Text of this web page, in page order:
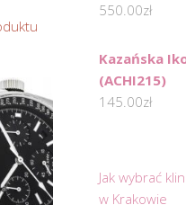
550.00zł
Kazańska
(ACHI215)
145.00zł
Jak wybrać
w Krakowie